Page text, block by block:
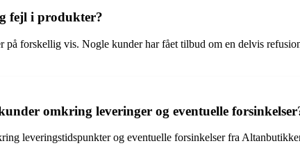
fejl i produkter?
forskellig vis. Nogle kunder har fået tilbud om en delvis
omkring leveringer og eventuelle
leveringstidspunkter og eventuelle forsinkelser fra